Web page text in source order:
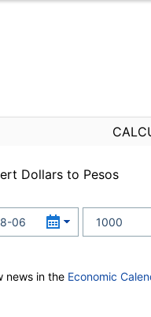
Dollars to Pesos
news in the Economic